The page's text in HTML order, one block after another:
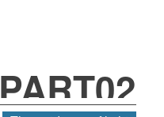
PART02